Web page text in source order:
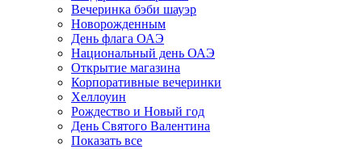
Вечеринка бэби шауэр
Новорожденным
День флага ОАЭ
Национальный день ОАЭ
Открытие магазина
Корпоративные вечеринки
Хеллоуин
Рождество и Новый год
День Святого Валентина
Показать все